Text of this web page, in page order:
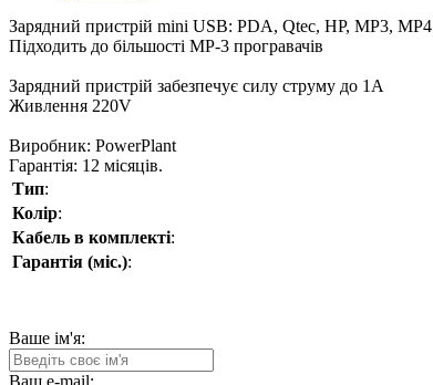
Зарядний пристрій mini USB: PDA, Qtec, HP, MP3, MP4
Підходить до більшості МP-3 програвачів
Зарядний пристрій забезпечує силу струму до 1А
Живлення 220V
Виробник: PowerPlant
Гарантія: 12 місяців.
Тип:
Колір:
Кабель в комплекті:
Гарантія (міс.):
Ваше ім'я: